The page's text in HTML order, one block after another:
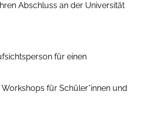
Abschluss an der Universität
für einen
für Schüler*innen und